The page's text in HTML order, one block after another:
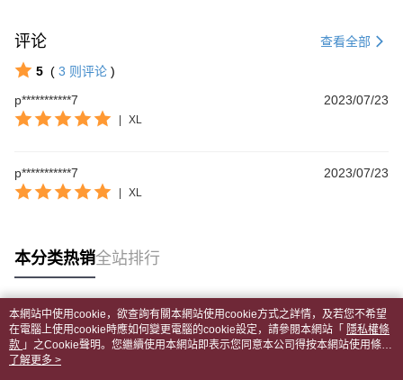
繫恩沛科技股份有限公司。若您不同意我們將上開所示之個人資料，連同必
要之購買訂單資訊提供予 AFTEE ，或讓 AFTEE 蒐集處理利用您的個人資
料，請勿選用本服務。
评论 查看全部
5 ( 3 则评论 )
p***********7
2023/07/23
XL
p***********7 2023/07/23
XL
本分类热销全站排行
热门标签
本網站中使用cookie，欲查詢有關本網站使用cookie方式之詳情，及若您不希望
在電腦上使用cookie時應如何變更電腦的cookie設定，請參閱本網站「 隱私權條
款 」之Cookie聲明。您繼續使用本網站即表示您同意本公司得按本網站使用條款
之Cookie聲明使用cookie。
了解更多 >